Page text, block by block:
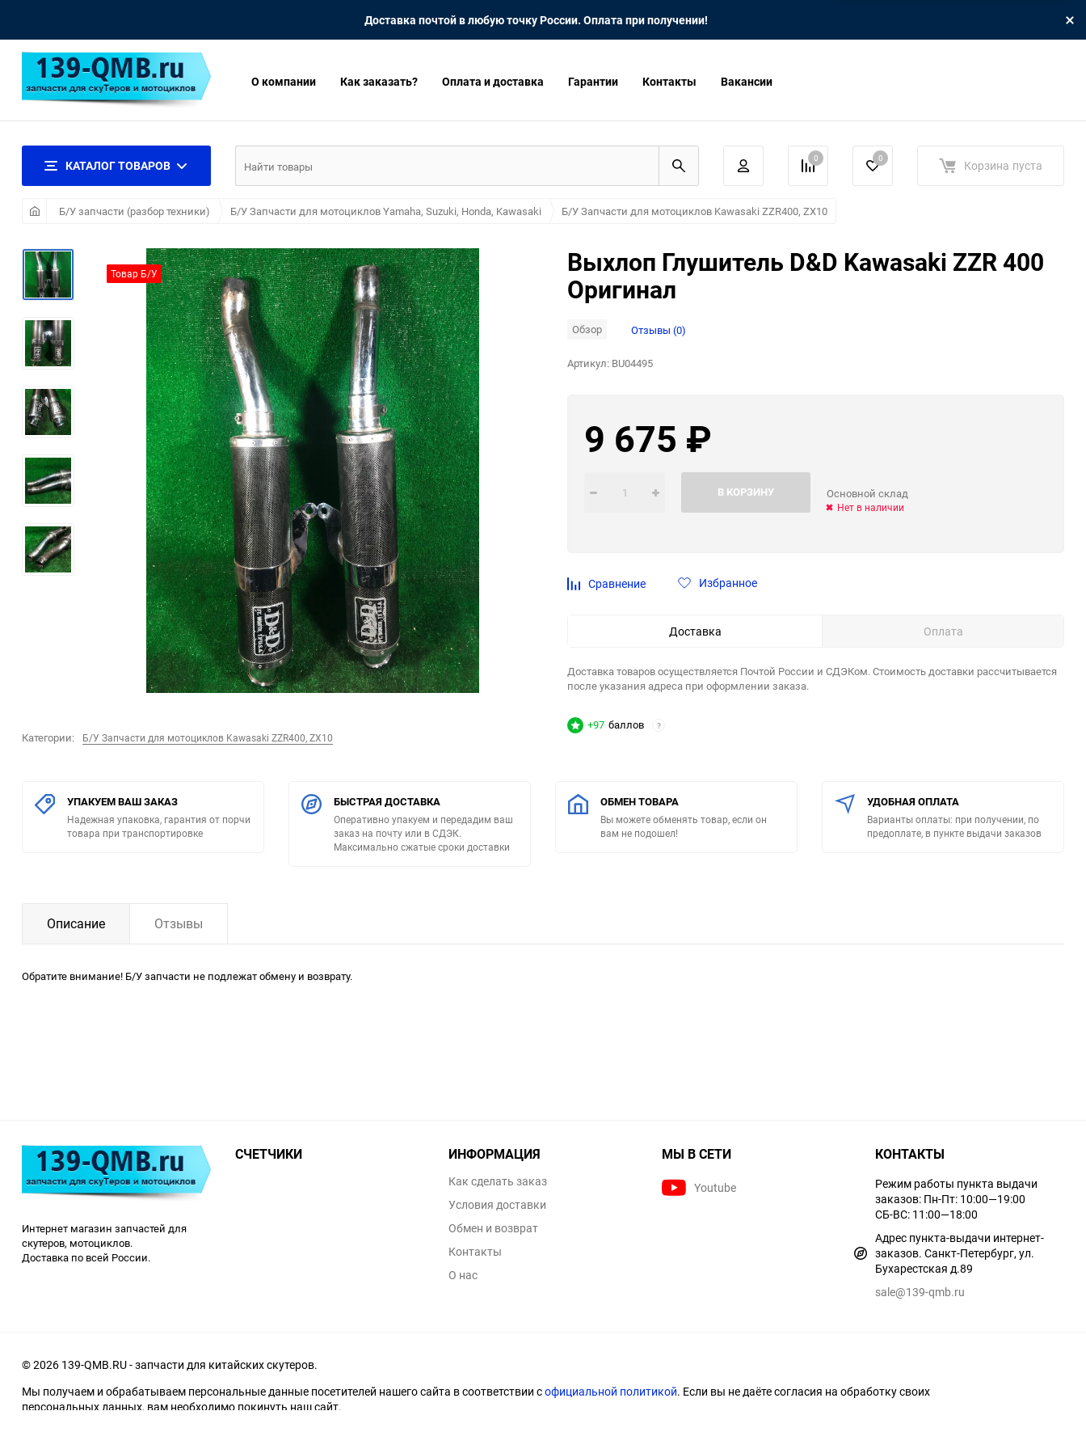
Доставка почтой в любую точку России. Оплата при получении!
О компании Как заказать? Оплата и доставка Гарантии Контакты Вакансии
КАТАЛОГ ТОВАРОВ 0 0 Корзина пуста
Б/У запчасти (разбор техники) Б/У Запчасти для мотоциклов Yamaha, Suzuki, Honda, Kawasaki Б/У Запчасти для мотоциклов Kawasaki ZZR400, ZX10
Товар Б/У
Категории: Б/У Запчасти для мотоциклов Kawasaki ZZR400, ZX10
Выхлоп Глушитель D&D Kawasaki ZZR 400
Оригинал
Обзор Отзывы (0)
Артикул: BU04495
9 675 ₽
В КОРЗИНУ Основной склад
Нет в наличии
Сравнение Избранное
Доставка Оплата
Доставка товаров осуществляется Почтой России и СДЭКом. Стоимость доставки рассчитывается
после указания адреса при оформлении заказа.
+97 баллов ?
УПАКУЕМ ВАШ ЗАКАЗ
Надежная упаковка, гарантия от порчи
товара при транспортировке
БЫСТРАЯ ДОСТАВКА
Оперативно упакуем и передадим ваш
заказ на почту или в СДЭК.
Максимально сжатые сроки доставки
ОБМЕН ТОВАРА
Вы можете обменять товар, если он
вам не подошел!
УДОБНАЯ ОПЛАТА
Варианты оплаты: при получении, по
предоплате, в пункте выдачи заказов
Описание Отзывы
Обратите внимание! Б/У запчасти не подлежат обмену и возврату.
Интернет магазин запчастей для
скутеров, мотоциклов.
Доставка по всей России.
СЧЕТЧИКИ ИНФОРМАЦИЯ
Как сделать заказ
Условия доставки
Обмен и возврат
Контакты
О нас
МЫ В СЕТИ
Youtube
КОНТАКТЫ
Режим работы пункта выдачи
заказов: Пн-Пт: 10:00—19:00
СБ-ВС: 11:00—18:00
Адрес пункта-выдачи интернет-
заказов. Санкт-Петербург, ул.
Бухарестская д.89
sale@139-qmb.ru
© 2026 139-QMB.RU - запчасти для китайских скутеров.
Мы получаем и обрабатываем персональные данные посетителей нашего сайта в соответствии софициальной политикой. Если вы не даёте согласия на обработку своих
персональных данных, вам необходимо покинуть наш сайт.